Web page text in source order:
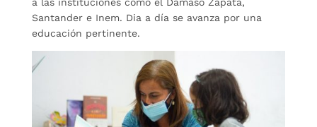
Santander e Inem. Dia a día se avanza por una
educación pertinente.